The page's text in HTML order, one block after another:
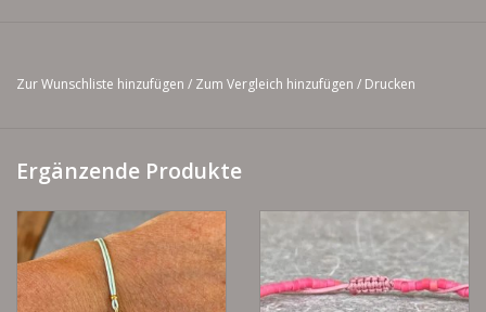
Zur Wunschliste hinzufügen / Zum Vergleich hinzufügen / Drucken
Ergänzende Produkte